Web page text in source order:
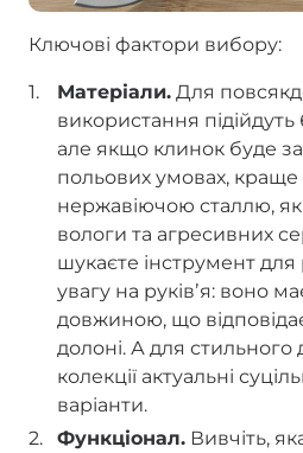
Ключові фактори вибору:
Матеріали. Для
використання підійдуть
але якщо клинок буде
польових умовах,
нержавіючою сталлю,
вологи та агресивних
шукаєте інструмент
увагу на руківʼя: воно
довжиною, що
долоні. А для
колекції актуальні
варіанти.
Функціонал. Вивчіть,